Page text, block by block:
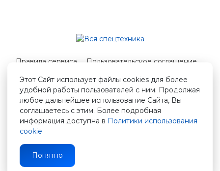
Этот Сайт использует файлы cookies для более
удобной работы пользователей с ним. Продолжая
любое дальнейшее использование Сайта, Вы
соглашаетесь с этим. Более подробная
информация доступна в Политики использования
cookie
Понятно
Правила сервиса
Пользовательское соглашение
© 2026 Вся спецтехника
info@vstshop.ru